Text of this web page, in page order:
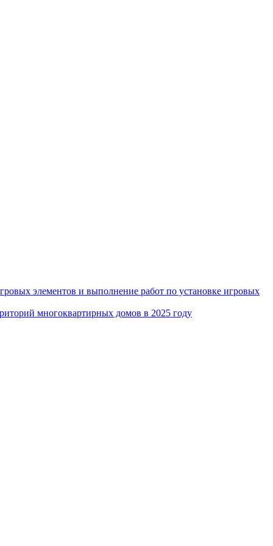
элементов и выполнение работ по установке игровых
многоквартирных домов в 2025 году